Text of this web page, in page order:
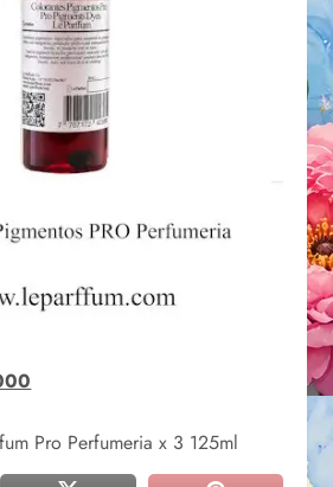
Pro Perfumeria x 3 125ml